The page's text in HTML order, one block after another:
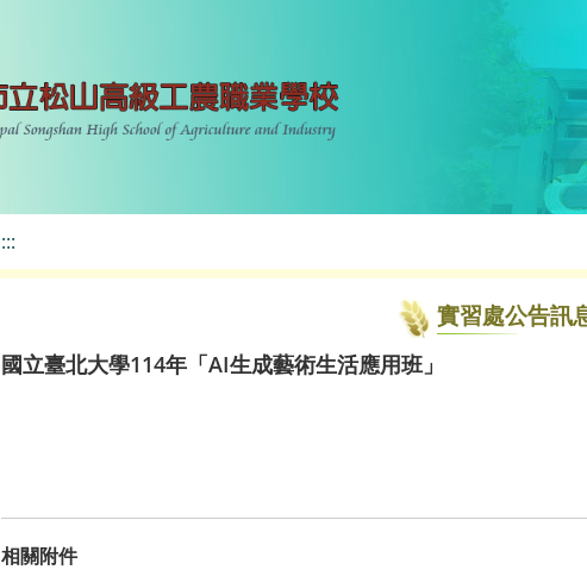
:::
實習處公告訊
國立臺北大學114年「AI生成藝術生活應用班」
相關附件